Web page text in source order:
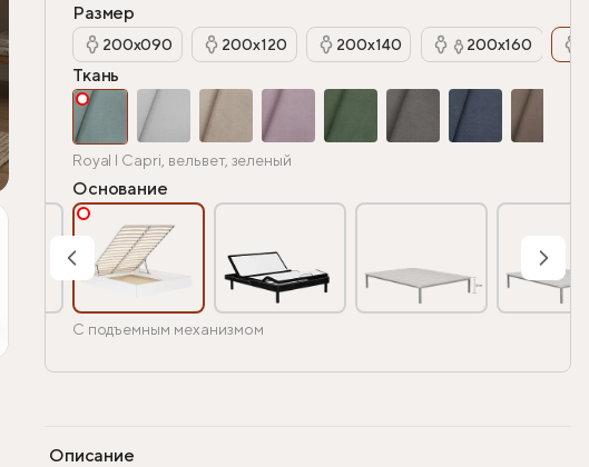
Размер
200х090 200х120 200х140 200х160
Ткань
Royal I Capri, вельвет, зеленый
Основание
С подъемным механизмом
Описание